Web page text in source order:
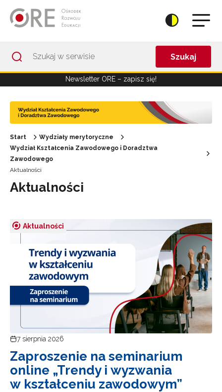
Szukaj
Newsletter ORE – zapisz się!
Start
Wydziały merytoryczne
Wydział Kształcenia Zawodowego i Doradztwa
Zawodowego
Aktualności
Aktualności
Aktualności
7 sierpnia 2026
Zaproszenie na seminarium
online „Trendy i wyzwania
w kształceniu zawodowym”